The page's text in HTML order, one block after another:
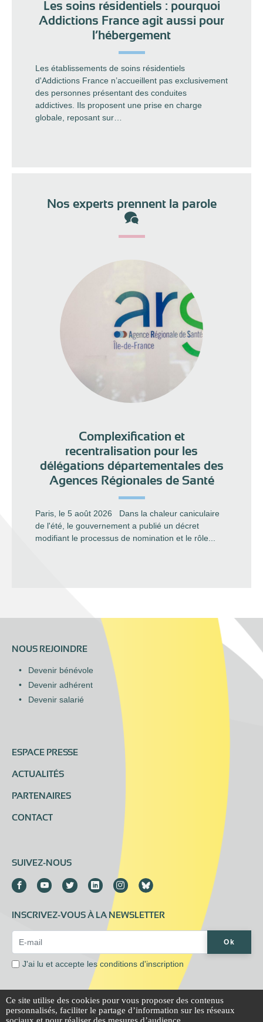
Les soins résidentiels : pourquoi
Addictions France agit aussi pour
l’hébergement
Les établissements de soins résidentiels
d'Addictions France n’accueillent pas exclusivement
des personnes présentant des conduites
addictives. Ils proposent une prise en charge
globale, reposant sur…
Nos experts prennent la parole
Complexification et
recentralisation pour les
délégations départementales des
Agences Régionales de Santé
Paris, le 5 août 2026 Dans la chaleur caniculaire
de l'été, le gouvernement a publié un décret
modifiant le processus de nomination et le rôle...
NOUS REJOINDRE
Devenir bénévole
Devenir adhérent
Devenir salarié
ESPACE PRESSE
ACTUALITÉS
PARTENAIRES
CONTACT
SUIVEZ-NOUS
INSCRIVEZ-VOUS À LA NEWSLETTER
Ok
J'ai lu et accepte lesconditions d'inscription
Mentions légales Extranet
Ce site utilise des cookies pour vous proposer des contenus
personnalisés, faciliter le partage d’information sur les réseaux